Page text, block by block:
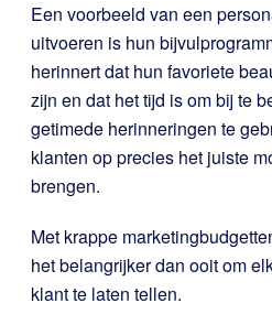
Een voorbeeld van een
uitvoeren is hun
herinnert dat hun favoriete
zijn en dat het tijd is om bij te
getimede herinneringen te
klanten op precies het juiste
brengen.
Met krappe
het belangrijker dan ooit om
klant te laten tellen.